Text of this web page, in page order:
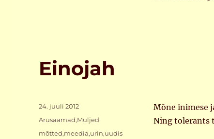
Einojah
Mõne inimese
Ning tolerants
Postitatud
24. juuli 2012
Rubriigid
Arusaamad,Muljed
Sildid
mõtted,meedia,urin,uudis